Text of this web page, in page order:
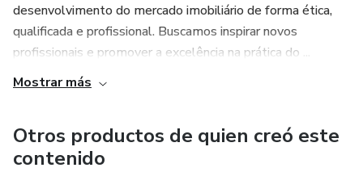
desenvolvimento do mercado imobiliário de forma ética,
qualificada e profissional. Buscamos inspirar novos
profissionais e promover a excelência na prática do ...
Mostrar más
Otros productos de quien creó este
contenido